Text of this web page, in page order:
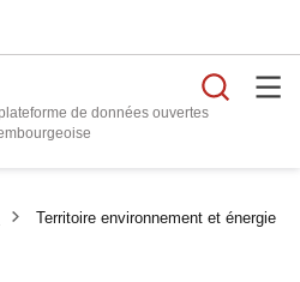
de données ouvertes
Territoire environnement et énergie